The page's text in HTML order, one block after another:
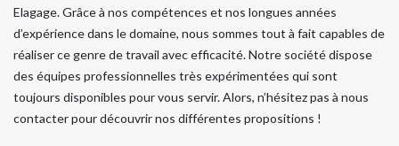
Elagage. Grâce à nos compétences et nos longues années
d’expérience dans le domaine, nous sommes tout à fait capables de
réaliser ce genre de travail avec efficacité. Notre société dispose
des équipes professionnelles très expérimentées qui sont
toujours disponibles pour vous servir. Alors, n’hésitez pas à nous
contacter pour découvrir nos différentes propositions !